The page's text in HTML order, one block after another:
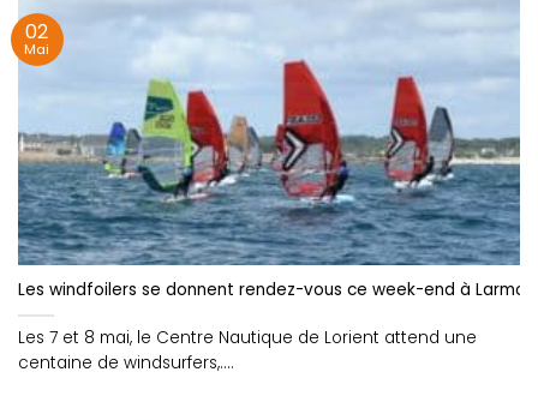
Les windfoilers se donnent rendez-vous ce week-end à
Les 7 et 8 mai, le Centre Nautique de Lorient attend une
centaine de windsurfers,....
02
Mai